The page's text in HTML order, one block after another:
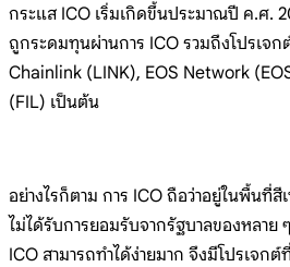
กระแส ICO เริ่มเกิดขึ้นประมาณปี ค.ศ.
ถูกระดมทุนผ่านการ ICO รวมถึงโปรเจก
Chainlink (LINK), EOS Network
(FIL) เป็นต้น
อย่างไรก็ตาม การ ICO ถือว่าอยู่ในพื้นที่สี
ไม่ได้รับการยอมรับจากรัฐบาลของหลาย
ICO สามารถทำได้ง่ายมาก จึงมีโปรเจก